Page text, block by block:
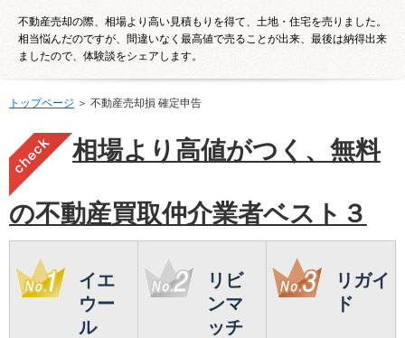
不動産売却の際、相場より高い見積もりを得て、土地・住宅を売りました。
相当悩んだのですが、間違いなく最高値で売ることが出来、最後は納得出来
ましたので、体験談をシェアします。
トップページ ＞ 不動産売却損 確定申告
相場より高値がつく、無料
の不動産買取仲介業者ベスト３
イエ
ウー
ル
リビ
ンマ
ッチ
リガイ
ド